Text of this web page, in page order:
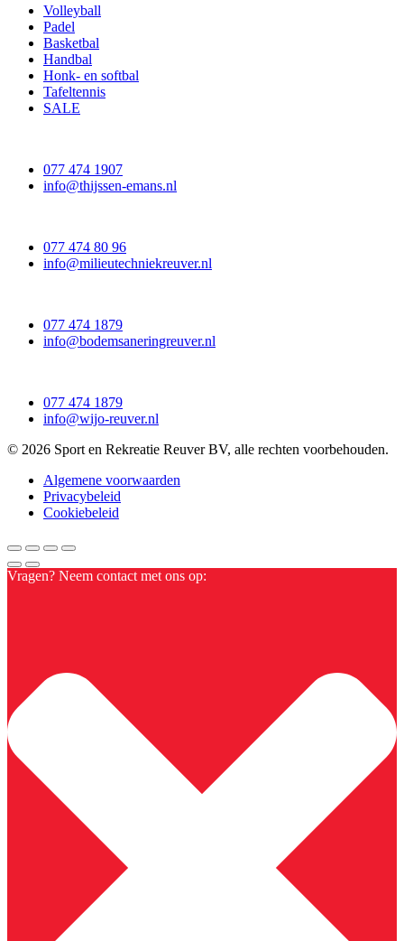
Volleyball
Padel
Basketbal
Handbal
Honk- en softbal
Tafeltennis
SALE
077 474 1907
info@thijssen-emans.nl
077 474 80 96
info@milieutechniekreuver.nl
077 474 1879
info@bodemsaneringreuver.nl
077 474 1879
info@wijo-reuver.nl
© 2026 Sport en Rekreatie Reuver BV, alle rechten voorbehouden.
Algemene voorwaarden
Privacybeleid
Cookiebeleid
Vragen? Neem contact met ons op: